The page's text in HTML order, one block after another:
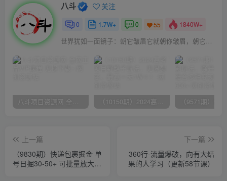
八斗 关注
0 1.7W+ 0 55 1840W+
世界犹如一面镜子：朝它皱眉它就朝你皱眉，朝它微笑它也吵你微笑
八斗项目资源网 全网正品VIP课程 无损下载~ （10150期）2024高考项目野路子玩法，无限裂变，最高一天1W＋！
上一篇
（9830期）快递包裹掘金 单
号日掘30-50+ 可批量放大
下一篇
360行-流量爆破，向有大结
果的人学习（更新58节课）